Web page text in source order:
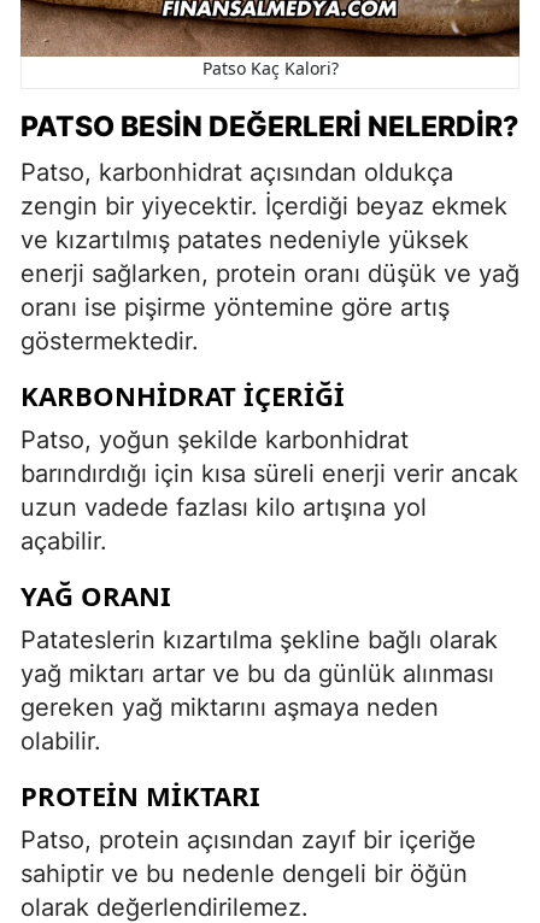
Patso Kaç Kalori?
PATSO BESIN DEĞERLERI NELERDIR?
Patso, karbonhidrat açısından oldukça
zengin bir yiyecektir. İçerdiği beyaz ekmek
ve kızartılmış patates nedeniyle yüksek
enerji sağlarken, protein oranı düşük ve yağ
oranı ise pişirme yöntemine göre artış
göstermektedir.
KARBONHIDRAT İÇERIĞI
Patso, yoğun şekilde karbonhidrat
barındırdığı için kısa süreli enerji verir ancak
uzun vadede fazlası kilo artışına yol
açabilir.
YAĞ ORANI
Patateslerin kızartılma şekline bağlı olarak
yağ miktarı artar ve bu da günlük alınması
gereken yağ miktarını aşmaya neden
olabilir.
PROTEIN MIKTARI
Patso, protein açısından zayıf bir içeriğe
sahiptir ve bu nedenle dengeli bir öğün
olarak değerlendirilemez.